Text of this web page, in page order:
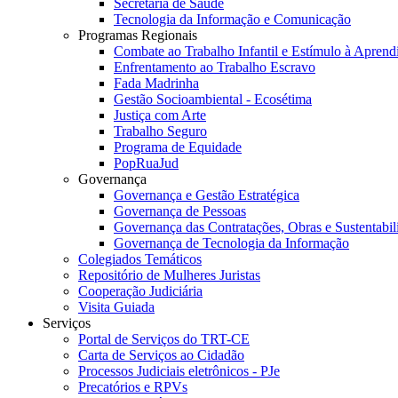
Secretaria de Saúde
Tecnologia da Informação e Comunicação
Programas Regionais
Combate ao Trabalho Infantil e Estímulo à
Enfrentamento ao Trabalho Escravo
Fada Madrinha
Gestão Socioambiental - Ecosétima
Justiça com Arte
Trabalho Seguro
Programa de Equidade
PopRuaJud
Governança
Governança e Gestão Estratégica
Governança de Pessoas
Governança das Contratações, Obras e
Governança de Tecnologia da Informação
Colegiados Temáticos
Repositório de Mulheres Juristas
Cooperação Judiciária
Visita Guiada
Serviços
Portal de Serviços do TRT-CE
Carta de Serviços ao Cidadão
Processos Judiciais eletrônicos - PJe
Precatórios e RPVs